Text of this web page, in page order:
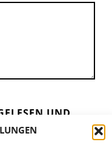
UND
UNS ÜBER